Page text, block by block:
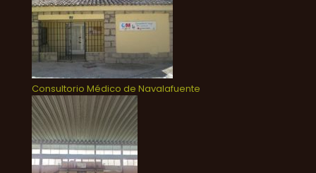
Consultorio Médico de Navalafuente